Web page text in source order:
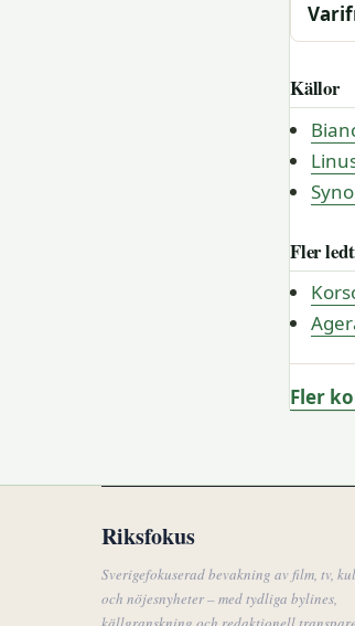
Källor
Fler
Fler
Riksfokus
Sverigefokuserad bevakning av film, tv,
och nöjesnyheter – med tydliga bylines,